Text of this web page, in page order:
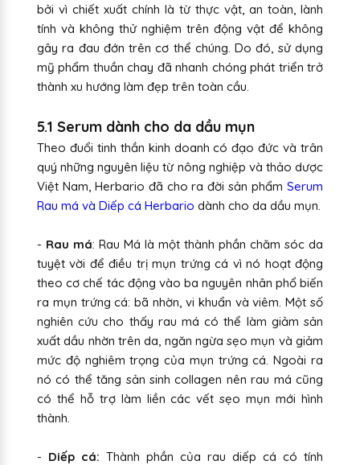
bởi vì chiết xuất chính là từ thực vật, an toàn, lành
tính và không thử nghiệm trên động vật để không
gây ra đau đớn trên cơ thể chúng. Do đó, sử dụng
mỹ phẩm thuần chay đã nhanh chóng phát triển trở
thành xu hướng làm đẹp trên toàn cầu.
5.1 Serum dành cho da dầu mụn
Theo đuổi tinh thần kinh doanh có đạo đức và trân
quý những nguyên liệu từ nông nghiệp và thảo dược
Việt Nam, Herbario đã cho ra đời sản phẩm Serum
Rau má và Diếp cá Herbario dành cho da dầu mụn.
- Rau má: Rau Má là một thành phần chăm sóc da
tuyệt vời để điều trị mụn trứng cá vì nó hoạt động
theo cơ chế tác động vào ba nguyên nhân phổ biến
ra mụn trứng cá: bã nhờn, vi khuẩn và viêm. Một số
nghiên cứu cho thấy rau má có thể làm giảm sản
xuất dầu nhờn trên da, ngăn ngừa sẹo mụn và giảm
mức độ nghiêm trọng của mụn trứng cá. Ngoài ra
nó có thể tăng sản sinh collagen nên rau má cũng
có thể hỗ trợ làm liền các vết sẹo mụn mới hình
thành.
- Diếp cá: Thành phần của rau diếp cá có tính